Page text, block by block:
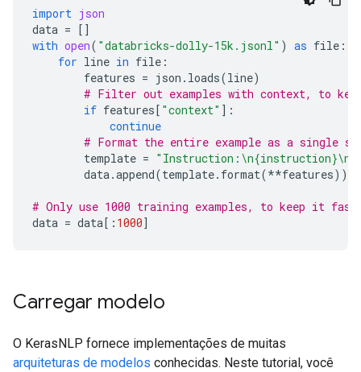
import json
data = []
with open( "databricks-dolly-15k.jsonl" ) as file :
for line in file :
features = json . loads(line)
# Filter out examples with context, to
if features[ "context" ]:
continue
# Format the entire example as a single
template = "Instruction: \n{instruction}
data.append(template. format(**features))
# Only use 1000 training examples, to keep it
data = data[: 1000]
Carregar modelo
O KerasNLP fornece implementações de muitas
arquiteturas de modelos conhecidas. Neste tutorial, você